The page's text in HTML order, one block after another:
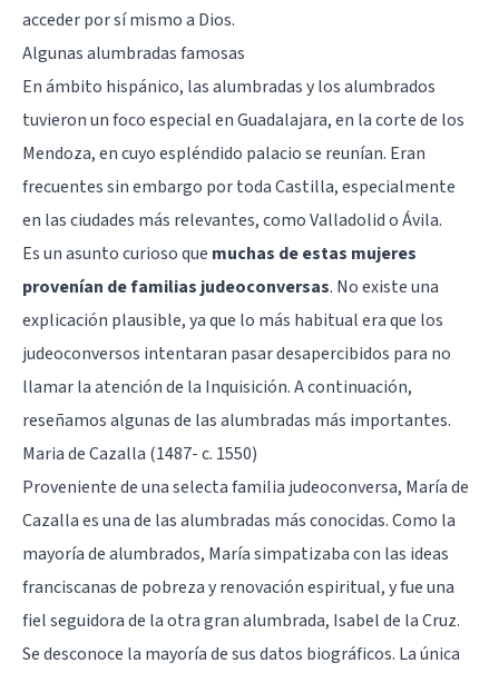
acceder por sí mismo a Dios.
Algunas alumbradas famosas
En ámbito hispánico, las alumbradas y los alumbrados
tuvieron un foco especial en Guadalajara, en la corte de los
Mendoza, en cuyo espléndido palacio se reunían. Eran
frecuentes sin embargo por toda Castilla, especialmente
en las ciudades más relevantes, como Valladolid o Ávila.
Es un asunto curioso que muchas de estas mujeres
provenían de familias judeoconversas. No existe una
explicación plausible, ya que lo más habitual era que los
judeoconversos intentaran pasar desapercibidos para no
llamar la atención de la Inquisición. A continuación,
reseñamos algunas de las alumbradas más importantes.
Maria de Cazalla (1487- c. 1550)
Proveniente de una selecta familia judeoconversa, María de
Cazalla es una de las alumbradas más conocidas. Como la
mayoría de alumbrados, María simpatizaba con las ideas
franciscanas de pobreza y renovación espiritual, y fue una
fiel seguidora de la otra gran alumbrada, Isabel de la Cruz.
Se desconoce la mayoría de sus datos biográficos. La única